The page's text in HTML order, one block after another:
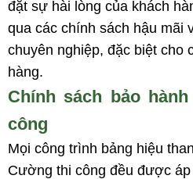
đặt sự hài lòng của khách
qua các chính sách hậu mãi
chuyên nghiệp, đặc biệt cho
hàng.
Chính sách bảo
công
Mọi công trình bảng hiệu
Cường thi công đều được